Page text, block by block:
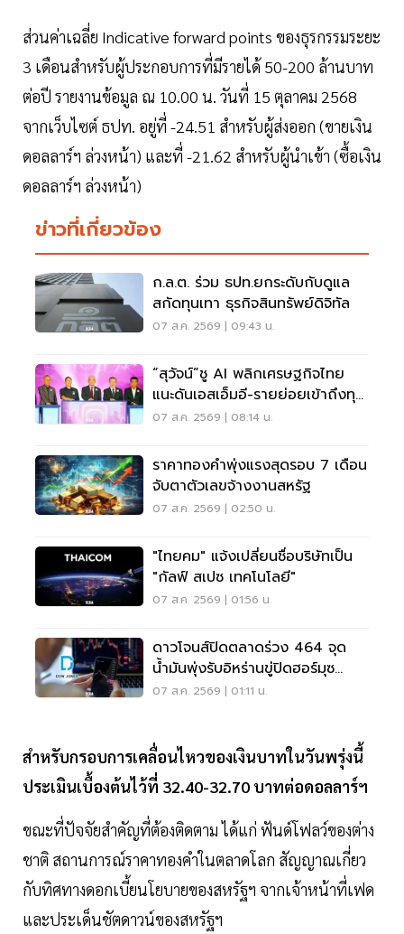
ส่วนค่าเฉลี่ย Indicative forward points ของธุรกรรมระยะ
3 เดือนสำหรับผู้ประกอบการที่มีรายได้ 50-200 ล้านบาท
ต่อปี รายงานข้อมูล ณ 10.00 น. วันที่ 15 ตุลาคม 2568
จากเว็บไซต์ ธปท. อยู่ที่ -24.51 สำหรับผู้ส่งออก (ขายเงิน
ดอลลาร์ฯ ล่วงหน้า) และที่ -21.62 สำหรับผู้นำเข้า (ซื้อเงิน
ดอลลาร์ฯ ล่วงหน้า)
ข่าวที่เกี่ยวข้อง
ก.ล.ต. ร่วม ธปท.ยกระดับกับดูแล
สกัดทุนเทา ธุรกิจสินทรัพย์ดิจิทัล
07 ส.ค. 2569 | 09:43 น.
“สุวัจน์”ชู AI พลิกเศรษฐกิจไทย
แนะดันเอสเอ็มอี-รายย่อยเข้าถึงทุน
ฝ่าวิกฤต
07 ส.ค. 2569 | 08:14 น.
ราคาทองคำพุ่งแรงสุดรอบ 7 เดือน
จับตาตัวเลขจ้างงานสหรัฐ
07 ส.ค. 2569 | 02:50 น.
"ไทยคม" แจ้งเปลี่ยนชื่อบริษัทเป็น
"กัลฟ์ สเปซ เทคโนโลยี"
07 ส.ค. 2569 | 01:56 น.
ดาวโจนส์ปิดตลาดร่วง 464 จุด
น้ำมันพุ่งรับอิหร่านขู่ปิดฮอร์มุซ
จับตาเฟดขึ้นดอกเบี้ย
07 ส.ค. 2569 | 01:11 น.
สำหรับกรอบการเคลื่อนไหวของเงินบาทในวันพรุ่งนี้
ประเมินเบื้องต้นไว้ที่ 32.40-32.70 บาทต่อดอลลาร์ฯ
ขณะที่ปัจจัยสำคัญที่ต้องติดตาม ได้แก่ ฟันด์โฟลว์ของต่าง
ชาติ สถานการณ์ราคาทองคำในตลาดโลก สัญญาณเกี่ยว
กับทิศทางดอกเบี้ยนโยบายของสหรัฐฯ จากเจ้าหน้าที่เฟด
และประเด็นชัตดาวน์ของสหรัฐฯ